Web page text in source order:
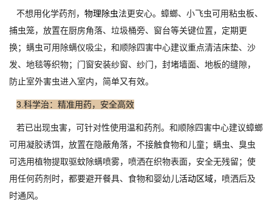
不想用化学药剂， 物理除虫法更安心。蟑螂、小飞虫可用粘虫板、
捕虫笼，放置在厨房角落、垃圾桶旁、窗台等关键位置，定期更
换；螨虫可用除螨仪吸尘，和顺除四害中心建议重点清洁床垫、沙
发、地毯等织物；门窗安装纱窗、纱门，封堵墙面、地板的缝隙，
防止室外害虫进入室内，简单又有效。
3.科学治：精准用药，安全高效
若已出现虫害，可针对性使用温和药剂。和顺除四害中心建议蟑螂
可用凝胶诱饵，放置在隐蔽角落，不接触食物和儿童；螨虫、臭虫
可选用植物提取驱蚊除螨喷雾，喷洒在织物表面，安全无残留；使
用任何药剂时，都要避开餐具、食物和婴幼儿活动区域，喷洒后及
时通风。